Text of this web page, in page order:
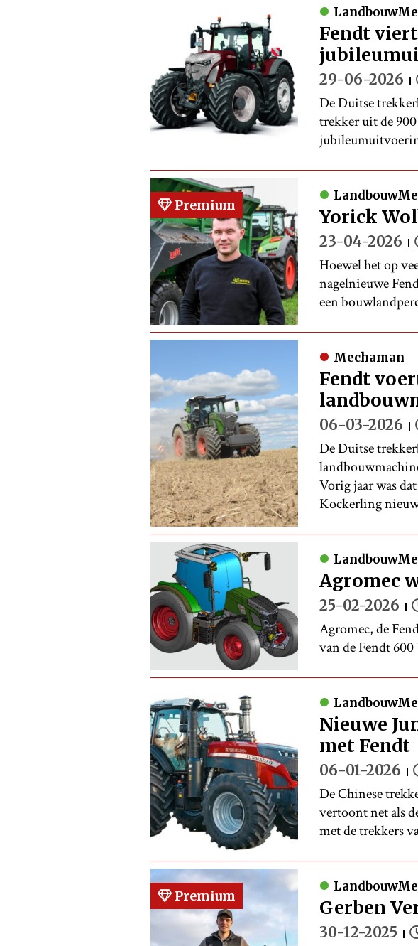
Fendt
29-06-2026
De Duitse
trekker uit de
Premium
Yorick
23-04-2026
Hoewel het op
nagelnieuwe
een
Mechaman
Fendt
06-03-2026
De Duitse
Vorig jaar was
Kockerling
Agromec
25-02-2026
Agromec, de
van de Fendt
Nieuwe
met Fendt
06-01-2026
De Chinese
vertoont net als
met de trekkers
Premium
Gerben
30-12-2025